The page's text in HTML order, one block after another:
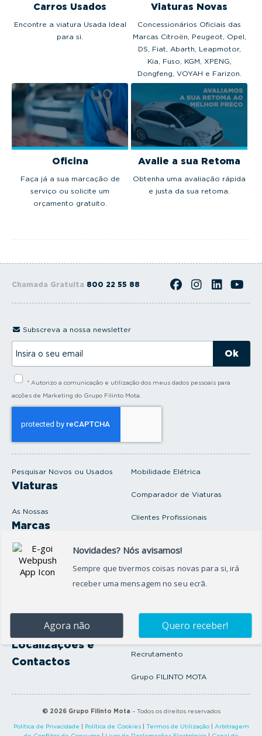
Carros Usados
Encontre a viatura Usada Ideal
para si.
Viaturas Novas
Concessionários Oficiais das
Marcas Citroën, Peugeot, Opel,
DS, Fiat, Abarth, Leapmotor,
Kia, Fuso, KGM, XPENG,
Dongfeng, VOYAH e Farizon.
Oficina
Faça já a sua marcação de
serviço ou solicite um
orçamento gratuito.
Avalie a sua Retoma
Obtenha uma avaliação rápida
e justa da sua retoma.
Chamada Gratuita 800 22 55 88
Pesquisar Novos ou Usados
Viaturas
As Nossas
Marcas
Produtos e serviços
Oficina
Onde Estamos
Localizações e
Contactos
Mobilidade Elétrica
Comparador de Viaturas
Clientes Profissionais
Seguros Protector
Artigos e Notícias
Recrutamento
Grupo FILINTO MOTA
Subscreva a nossa newsletter
s
l
* Autorizo a comunicação e utilização dos meus dados pessoais para
acções de Marketing do Grupo Filinto Mota.
© 2026Grupo Filinto Mota – Todos os direitos reservados
Política de Privacidade | Política de Cookies| Termos de Utilização| Arbitragem